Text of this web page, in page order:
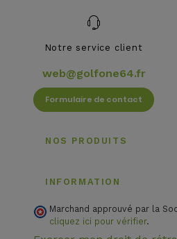
Notre service client
web@golfone64.fr
Formulaire de contact
NOS PRODUITS
INFORMATION
Marchand approuvé par la
cliquez ici pour vérifier.